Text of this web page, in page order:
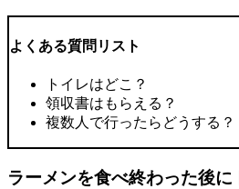
よくある質問リスト
トイレはどこ？
領収書はもらえる？
複数人で行ったらどうする？
ラーメンを食べ終わった後